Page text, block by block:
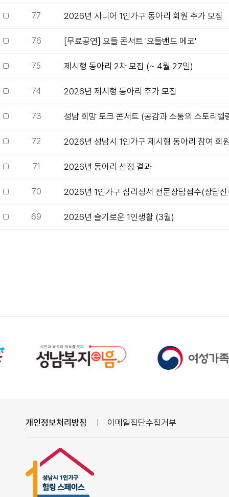
77 2026년 시니어 1인가구 동아리 회원 추가 모집
76 [무료공연] 요들 콘서트 '요들밴드 에코'
75 제시형 동아리 2차 모집 (~ 4월 27일)
74 2026년 제시형 동아리 추가 모집
73 성남 희망 토크 콘서트 (공감과 소통의 스토리텔
72 2026년 성남시 1인가구 제시형 동아리 참여 회
71 2026년 동아리 선정 결과
70 2026년 1인가구 심리정서 전문상담접수(상담
69 2026년 슬기로운 1인생활 (3월)
개인정보처리방침 이메일집단수집거부